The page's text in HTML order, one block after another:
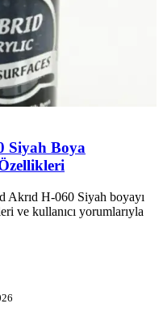
Siyah Boya
Akrıd H-060 Siyah boyayı
ve kullanıcı yorumlarıyla